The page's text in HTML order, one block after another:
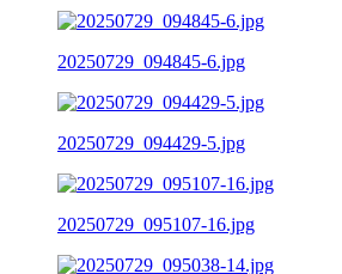
20250729_094845-6.jpg
20250729_094429-5.jpg
20250729_095107-16.jpg